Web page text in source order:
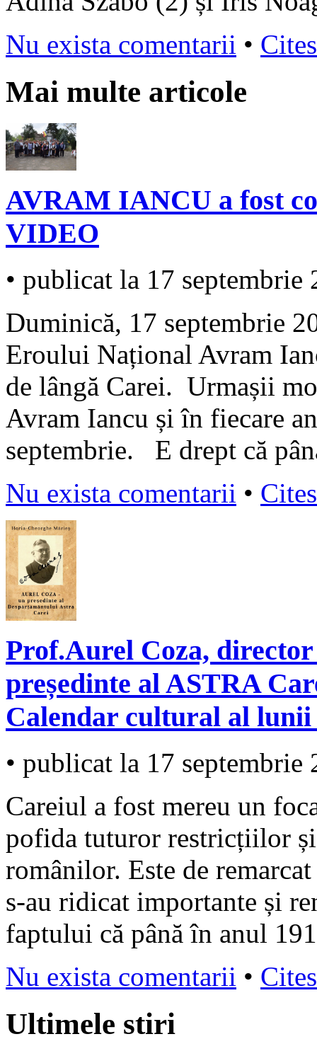
Nu exista comentarii •
Mai multe articole
AVRAM IANCU a fost
VIDEO
• publicat la 17 septembrie
Duminică, 17 septembrie
Eroului Național Avram
de lângă Carei. Urmașii
Avram Iancu și în fiecare
septembrie. E drept că
Nu exista comentarii •
Prof.Aurel Coza,
președinte al ASTRA
Calendar cultural al lunii
• publicat la 17 septembrie
Careiul a fost mereu un
pofida tuturor restricțiilor
românilor. Este de
s-au ridicat importante și
faptului că până în anul
Nu exista comentarii •
Ultimele stiri